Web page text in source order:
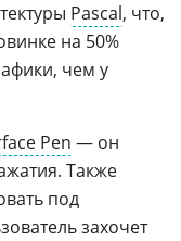
Pascal, что,
на 50%
чем у
Pen — он
Также
под
захочет